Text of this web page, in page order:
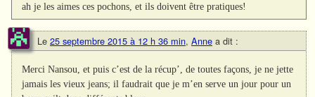
ah je les aimes ces pochons, et ils doivent être pratiques!
Le 25 septembre 2015 à 12 h 36 min, Anne a dit :
Merci Nansou, et puis c’est de la récup’, de toutes façons, je ne jette
jamais les vieux jeans; il faudrait que je m’en serve un jour pour un